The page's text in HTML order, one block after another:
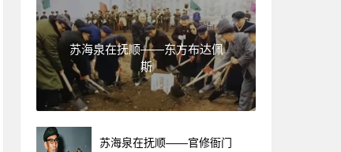
苏海泉在抚顺——东方布达佩
斯
苏海泉在抚顺——官修衙门